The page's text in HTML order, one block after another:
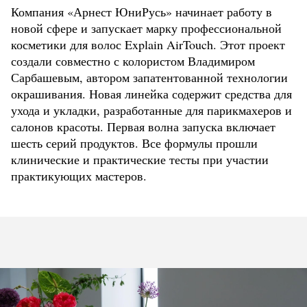
Компания «Арнест ЮниРусь» начинает работу в
новой сфере и запускает марку профессиональной
косметики для волос Explain AirTouch. Этот проект
создали совместно с колористом Владимиром
Сарбашевым, автором запатентованной технологии
окрашивания. Новая линейка содержит средства для
ухода и укладки, разработанные для парикмахеров и
салонов красоты. Первая волна запуска включает
шесть серий продуктов. Все формулы прошли
клинические и практические тесты при участии
практикующих мастеров.